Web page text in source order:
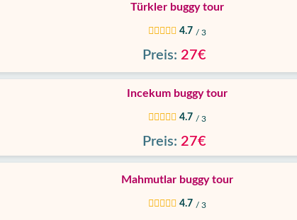
Türkler buggy tour
4.7 / 3
Preis: 27€
Incekum buggy tour
4.7 / 3
Preis: 27€
Mahmutlar buggy tour
4.7 / 3